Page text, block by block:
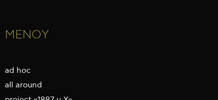
ΜΕΝΟΥ
ad hoc
all around